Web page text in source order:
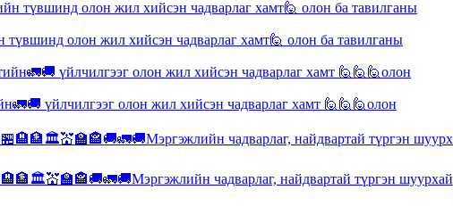
түвшинд олон жил хийсэн чадварлаг хамт🙋 олон ба тавилганы
үйлчилгээг олон жил хийсэн чадварлаг хамт 🙋🙋🙋олон
чадварлаг, найдвартай түргэн шуурхай